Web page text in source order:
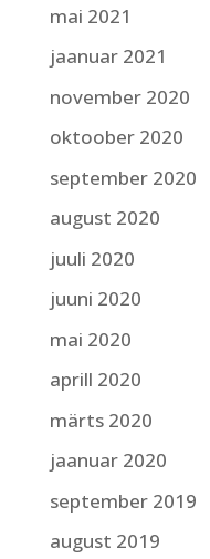
mai 2021
jaanuar 2021
november 2020
oktoober 2020
september 2020
august 2020
juuli 2020
juuni 2020
mai 2020
aprill 2020
märts 2020
jaanuar 2020
september 2019
august 2019